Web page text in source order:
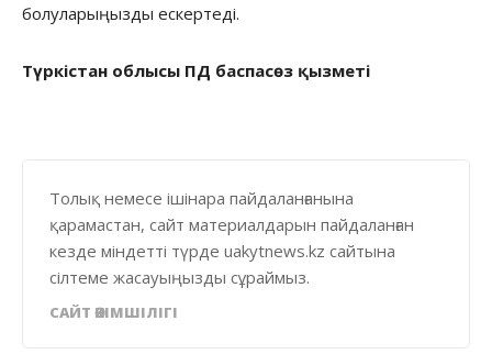
болуларыңызды ескертеді.
Түркістан облысы ПД баспасөз қызметі
Толық немесе ішінара пайдаланғанына
қарамастан, сайт материалдарын пайдаланған
кезде міндетті түрде uakytnews.kz сайтына
сілтеме жасауыңызды сұраймыз.
САЙТ ӘКІМШІЛІГІ